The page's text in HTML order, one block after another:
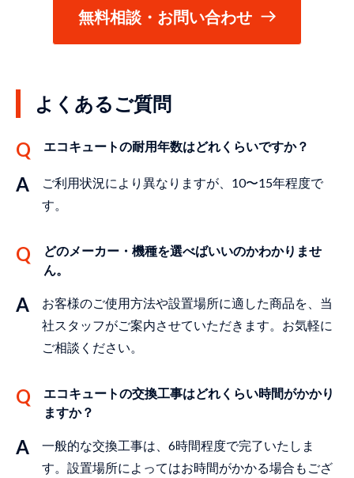
無料相談・お問い合わせ
よくあるご質問
エコキュートの耐⽤年数はどれくらいですか？
ご利⽤状況により異なりますが、10〜15年程度で
す。
どのメーカー・機種を選べばいいのかわかりませ
ん。
お客様のご使⽤⽅法や設置場所に適した商品を、当
社スタッフがご案内させていただきます。お気軽に
ご相談ください。
エコキュートの交換⼯事はどれくらい時間がかかり
ますか？
⼀般的な交換⼯事は、6時間程度で完了いたしま
す。設置場所によってはお時間がかかる場合もござ